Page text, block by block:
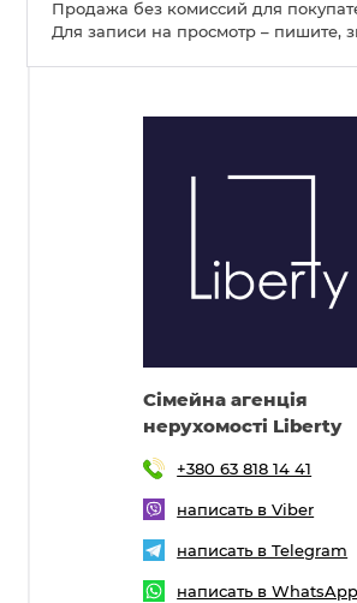
Продажа без комиссий для
Для записи на просмотр – пишите,
Cімейна агенція
нерухомості Liberty
+380 63 818 14 41
написать в Viber
написать в Telegram
написать в WhatsApp